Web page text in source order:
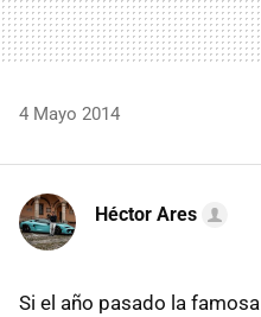
4 Mayo 2014
Héctor Ares
Si el año pasado la famosa